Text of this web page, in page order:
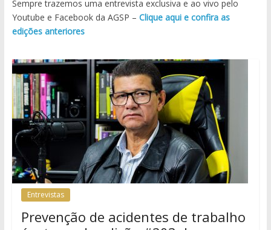
Sempre trazemos uma entrevista exclusiva e ao vivo pelo
Youtube e Facebook da AGSP – Clique aqui e confira as
edições anteriores
Entrevistas
Prevenção de acidentes de trabalho